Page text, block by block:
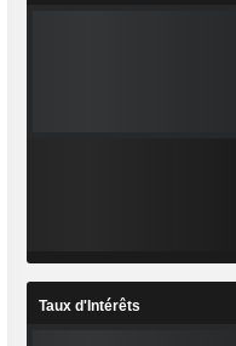
Taux d'Intérêts